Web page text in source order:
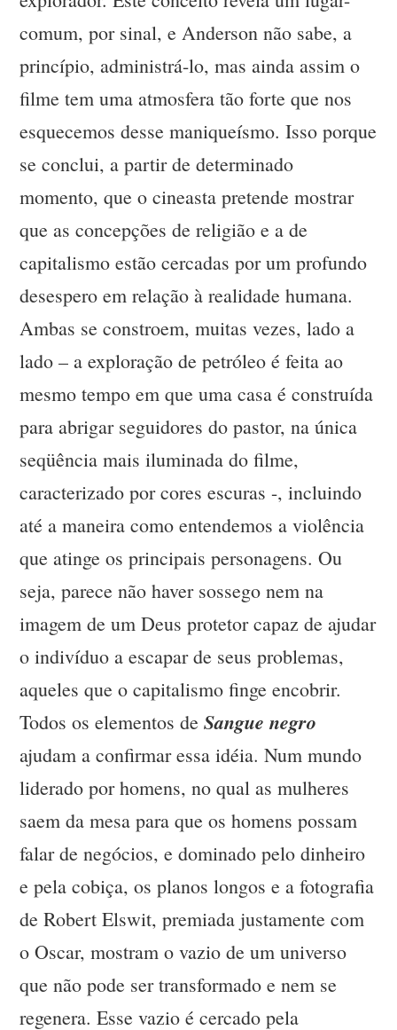
comum, por sinal, e Anderson não sabe, a
princípio, administrá-lo, mas ainda assim o
filme tem uma atmosfera tão forte que nos
esquecemos desse maniqueísmo. Isso porque
se conclui, a partir de determinado
momento, que o cineasta pretende mostrar
que as concepções de religião e a de
capitalismo estão cercadas por um profundo
desespero em relação à realidade humana.
Ambas se constroem, muitas vezes, lado a
lado – a exploração de petróleo é feita ao
mesmo tempo em que uma casa é construída
para abrigar seguidores do pastor, na única
seqüência mais iluminada do filme,
caracterizado por cores escuras -, incluindo
até a maneira como entendemos a violência
que atinge os principais personagens. Ou
seja, parece não haver sossego nem na
imagem de um Deus protetor capaz de ajudar
o indivíduo a escapar de seus problemas,
aqueles que o capitalismo finge encobrir.
Todos os elementos deSangue negro
ajudam a confirmar essa idéia. Num mundo
liderado por homens, no qual as mulheres
saem da mesa para que os homens possam
falar de negócios, e dominado pelo dinheiro
e pela cobiça, os planos longos e a fotografia
de Robert Elswit, premiada justamente com
o Oscar, mostram o vazio de um universo
que não pode ser transformado e nem se
regenera. Esse vazio é cercado pela